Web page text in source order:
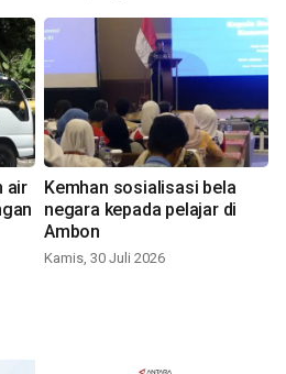
air
Kemhan sosialisasi bela
negara kepada pelajar di
Ambon
Kamis, 30 Juli 2026